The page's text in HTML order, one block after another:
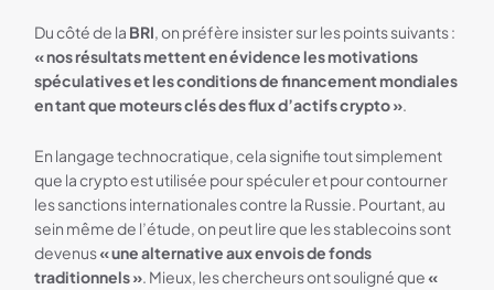
Du côté de la BRI, on préfère insister sur les points suivants :
« nos résultats mettent en évidence les motivations
spéculatives et les conditions de financement mondiales
en tant que moteurs clés des flux d’actifs crypto ».
En langage technocratique, cela signifie tout simplement
que la crypto est utilisée pour spéculer et pour contourner
les sanctions internationales contre la Russie. Pourtant, au
sein même de l’étude, on peut lire que les stablecoins sont
devenus« une alternative aux envois de fonds
traditionnels ». Mieux, les chercheurs ont souligné que«